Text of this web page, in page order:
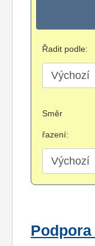
Řadit podle:
Směr
řazení: